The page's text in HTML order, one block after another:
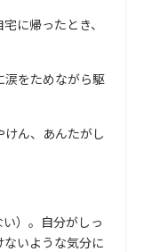
に帰ったとき、
をためながら駆
けん、あんたがし
い）。自分がしっ
いような気分に